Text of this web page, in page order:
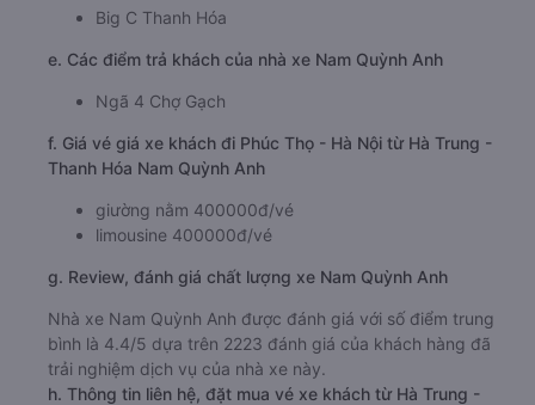
Big C Thanh Hóa
e. Các điểm trả khách của nhà xe Nam Quỳnh Anh
Ngã 4 Chợ Gạch
f. Giá vé giá xe khách đi Phúc Thọ - Hà Nội từ Hà Trung -
Thanh Hóa Nam Quỳnh Anh
giường nằm 400000đ/vé
limousine 400000đ/vé
g. Review, đánh giá chất lượng xe Nam Quỳnh Anh
Nhà xe Nam Quỳnh Anh được đánh giá với số điểm trung
bình là 4.4/5 dựa trên 2223 đánh giá của khách hàng đã
trải nghiệm dịch vụ của nhà xe này.
h. Thông tin liên hệ, đặt mua vé xe khách từ Hà Trung -